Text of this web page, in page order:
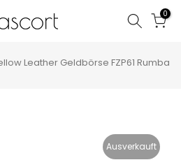
0
Leather Geldbörse FZP61 Rumba
Ausverkauft